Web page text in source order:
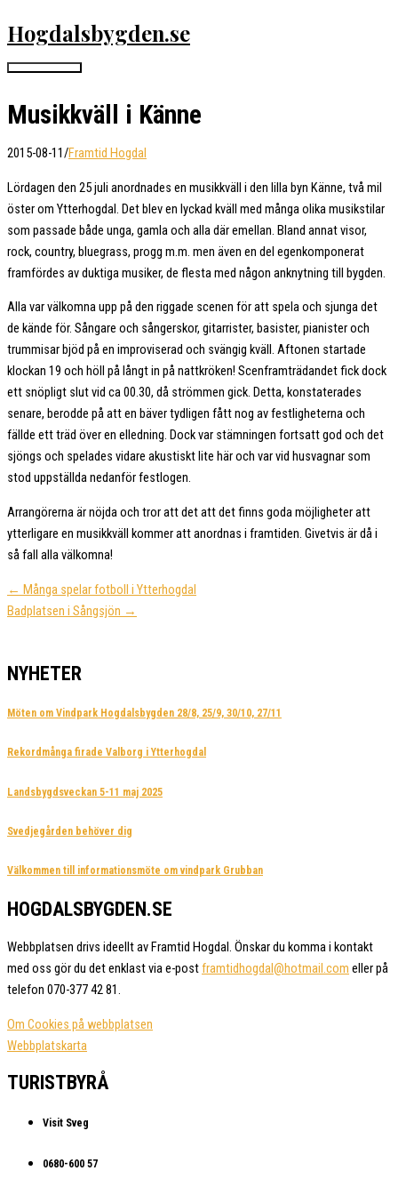
till
innehåll
Hogdalsbygden.se
Huvudmeny
Musikkväll i Känne
2015-08-11/Framtid Hogdal
Lördagen den 25 juli anordnades en musikkväll i den lilla byn Känne, två mil
öster om Ytterhogdal. Det blev en lyckad kväll med många olika musikstilar
som passade både unga, gamla och alla där emellan. Bland annat visor,
rock, country, bluegrass, progg m.m. men även en del egenkomponerat
framfördes av duktiga musiker, de flesta med någon anknytning till bygden.
Alla var välkomna upp på den riggade scenen för att spela och sjunga det
de kände för. Sångare och sångerskor, gitarrister, basister, pianister och
trummisar bjöd på en improviserad och svängig kväll. Aftonen startade
klockan 19 och höll på långt in på nattkröken! Scenframträdandet fick dock
ett snöpligt slut vid ca 00.30, då strömmen gick. Detta, konstaterades
senare, berodde på att en bäver tydligen fått nog av festligheterna och
fällde ett träd över en elledning. Dock var stämningen fortsatt god och det
sjöngs och spelades vidare akustiskt lite här och var vid husvagnar som
stod uppställda nedanför festlogen.
Arrangörerna är nöjda och tror att det att det finns goda möjligheter att
ytterligare en musikkväll kommer att anordnas i framtiden. Givetvis är då i
så fall alla välkomna!
← Många spelar fotboll i Ytterhogdal
Badplatsen i Sångsjön →
NYHETER
Möten om Vindpark Hogdalsbygden 28/8, 25/9, 30/10, 27/11
Rekordmånga firade Valborg i Ytterhogdal
Landsbygdsveckan 5-11 maj 2025
Svedjegården behöver dig
Välkommen till informationsmöte om vindpark Grubban
HOGDALSBYGDEN.SE
Webbplatsen drivs ideellt av Framtid Hogdal. Önskar du komma i kontakt
med oss gör du det enklast via e-postframtidhogdal@hotmail.com eller på
telefon 070-377 42 81.
Om Cookies på webbplatsen
Webbplatskarta
TURISTBYRÅ
Visit Sveg
0680-600 57